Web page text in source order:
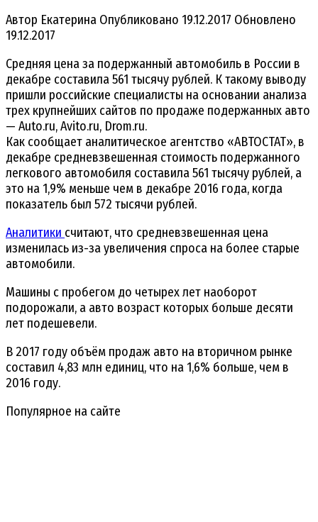
Автор Екатерина Опубликовано 19.12.2017 Обновлено
19.12.2017
Средняя цена за подержанный автомобиль в России в
декабре составила 561 тысячу рублей. К такому выводу
пришли российские специалисты на основании анализа
трех крупнейших сайтов по продаже подержанных авто
— Auto.ru, Avito.ru, Drom.ru.
Как сообщает аналитическое агентство «АВТОСТАТ», в
декабре средневзвешенная стоимость подержанного
легкового автомобиля составила 561 тысячу рублей, а
это на 1,9% меньше чем в декабре 2016 года, когда
показатель был 572 тысячи рублей.
Аналитики считают, что средневзвешенная цена
изменилась из-за увеличения спроса на более старые
автомобили.
Машины с пробегом до четырех лет наоборот
подорожали, а авто возраст которых больше десяти
лет подешевели.
В 2017 году объём продаж авто на вторичном рынке
составил 4,83 млн единиц, что на 1,6% больше, чем в
2016 году.
Популярное на сайте